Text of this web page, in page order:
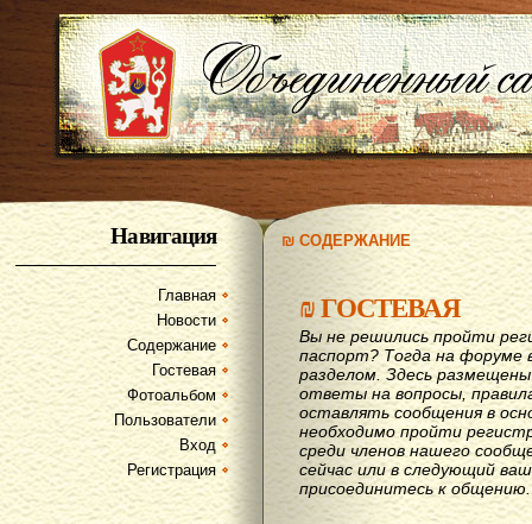
Навигация
Главная
Новости
Содержание
Гостевая
Фотоальбом
Пользователи
Вход
Регистрация
₪ СОДЕРЖАНИЕ
₪ГОСТЕВАЯ
Вы не решились пройти
паспорт? Тогда на форуме
разделом. Здесь
ответы на вопросы,
оставлять сообщения в
необходимо пройти
среди членов нашего
сейчас или в следующий
присоединитесь к общению.